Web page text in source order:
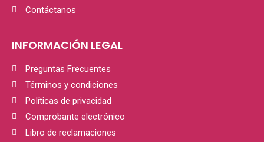
Contáctanos
INFORMACIÓN LEGAL
Preguntas Frecuentes
Términos y condiciones
Políticas de privacidad
Comprobante electrónico
Libro de reclamaciones